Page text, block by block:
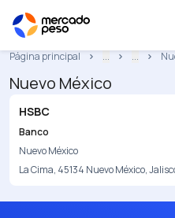
Página principal ... ...
Nuevo México
HSBC
Banco
Nuevo México
La Cima, 45134 Nuevo México,